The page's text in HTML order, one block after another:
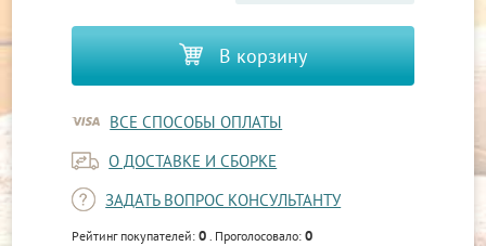
В корзину
ВСЕ СПОСОБЫ ОПЛАТЫ
О ДОСТАВКЕ И СБОРКЕ
ЗАДАТЬ ВОПРОС КОНСУЛЬТАНТУ
Рейтинг покупателей:0 . Проголосовало:0